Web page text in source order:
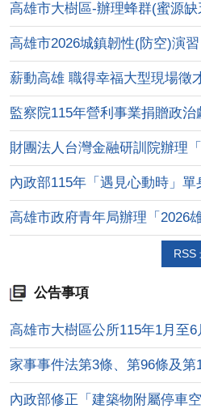
高雄市2026城鎮韌性(防空)演習
薪動高雄 職得幸福大型現場徵
內政部115年「遇見心動時」單
RSS
公告事項